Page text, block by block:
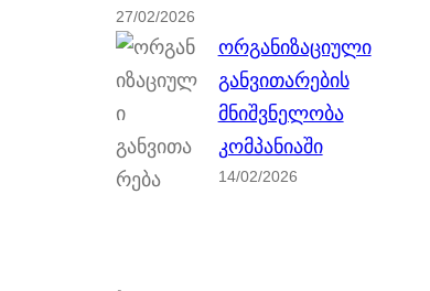
27/02/2026
ორგანიზაციული
განვითარების
მნიშვნელობა
კომპანიაში
14/02/2026